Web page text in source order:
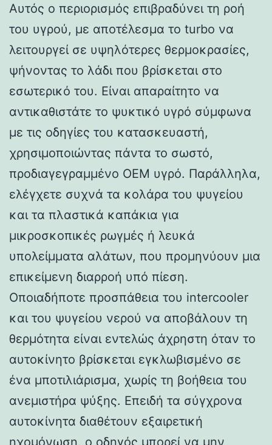
Αυτός ο περιορισμός επιβραδύνει τη ροή
του υγρού, με αποτέλεσμα το turbo να
λειτουργεί σε υψηλότερες θερμοκρασίες,
ψήνοντας το λάδι που βρίσκεται στο
εσωτερικό του. Είναι απαραίτητο να
αντικαθιστάτε το ψυκτικό υγρό σύμφωνα
με τις οδηγίες του κατασκευαστή,
χρησιμοποιώντας πάντα το σωστό,
προδιαγεγραμμένο OEM υγρό. Παράλληλα,
ελέγχετε συχνά τα κολάρα του ψυγείου
και τα πλαστικά καπάκια για
μικροσκοπικές ρωγμές ή λευκά
υπολείμματα αλάτων, που προμηνύουν μια
επικείμενη διαρροή υπό πίεση.
Οποιαδήποτε προσπάθεια του intercooler
και του ψυγείου νερού να αποβάλουν τη
θερμότητα είναι εντελώς άχρηστη όταν το
αυτοκίνητο βρίσκεται εγκλωβισμένο σε
ένα μποτιλιάρισμα, χωρίς τη βοήθεια του
ανεμιστήρα ψύξης. Επειδή τα σύγχρονα
αυτοκίνητα διαθέτουν εξαιρετική
ηχομόνωση, ο οδηγός μπορεί να μην